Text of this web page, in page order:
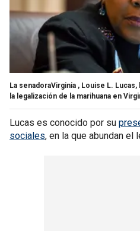
La senadoraVirginia , Louise L.
la legalización de la marihuana en
Lucas es conocido por su
sociales, en la que abundan el